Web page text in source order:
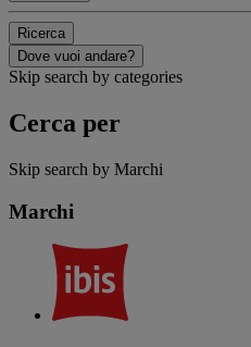
Ricerca
Dove vuoi andare?
Skip search by categories
Cerca per
Skip search by Marchi
Marchi